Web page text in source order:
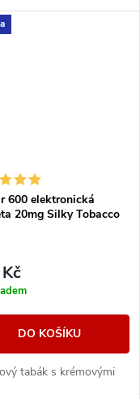
600 elektronická
20mg Silky Tobacco
DO KOŠÍKU
tabák s krémovými